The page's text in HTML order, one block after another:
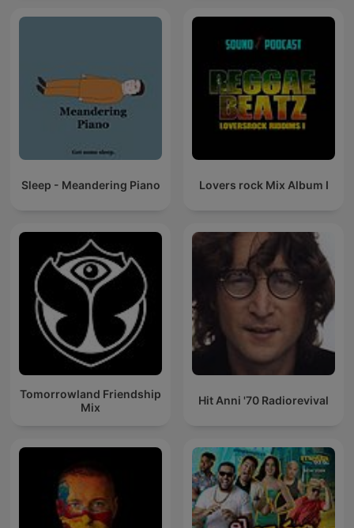
Sleep - Meandering Piano Lovers rock Mix Album I
Tomorrowland Friendship
Mix
Hit Anni '70 Radiorevival